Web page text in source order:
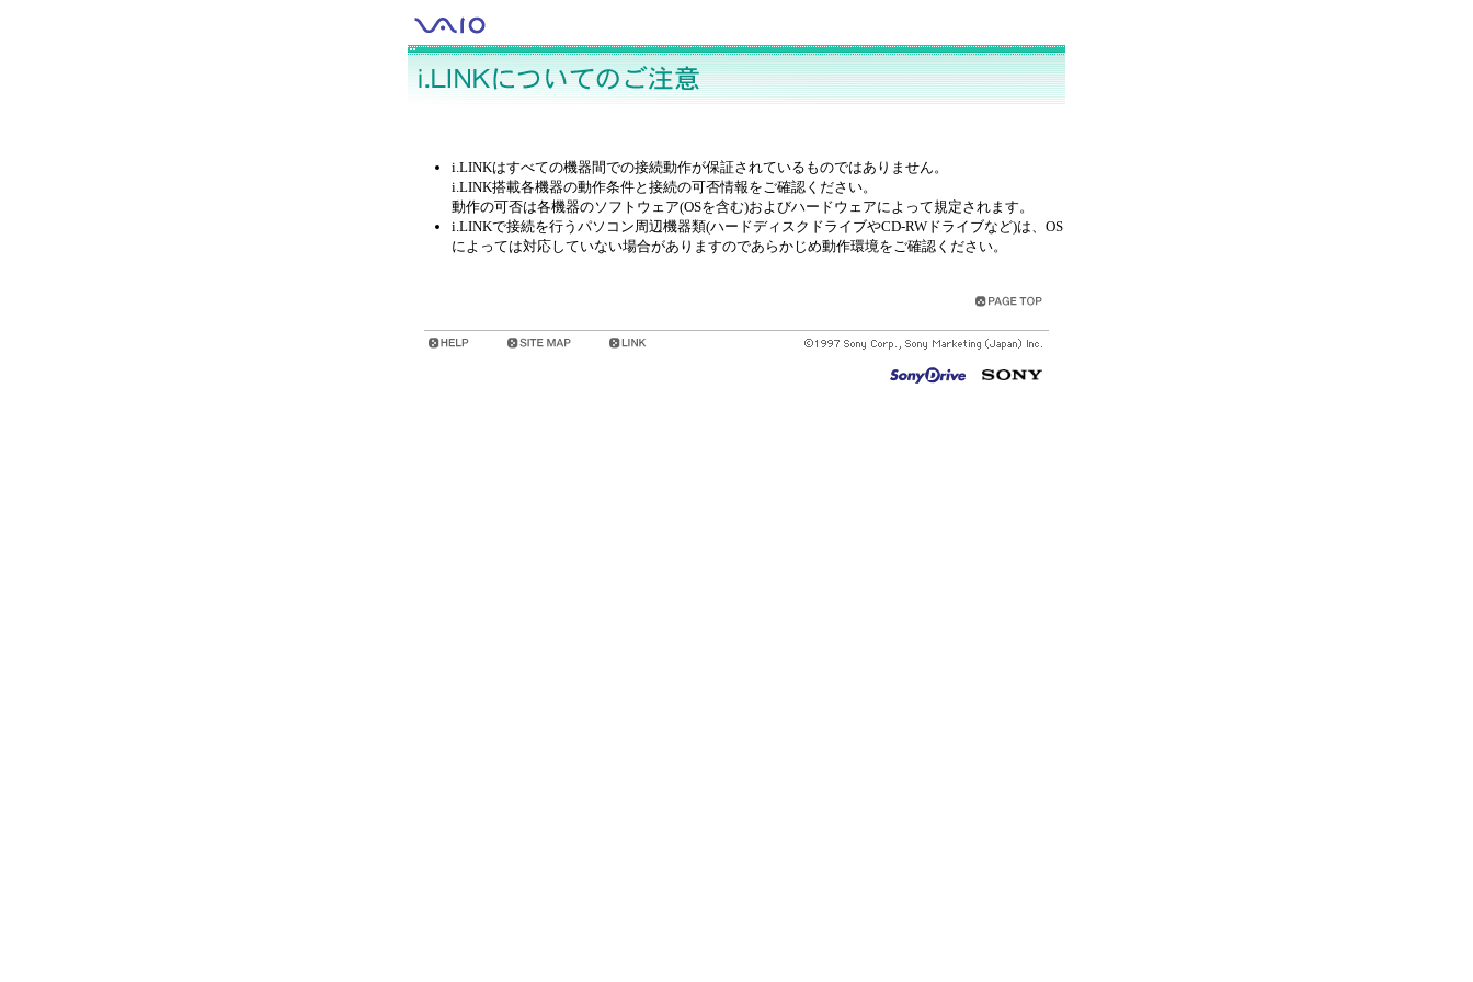
i.LINKはすべての機器間での接続動作が保証されているものではありません。
i.LINK搭載各機器の動作条件と接続の可否情報をご確認ください。
動作の可否は各機器のソフトウェア(OSを含む)およびハードウェアによって規定されます。
i.LINKで接続を行うパソコン周辺機器類(ハードディスクドライブやCD-RWドライブなど)は、OS
によっては対応していない場合がありますのであらかじめ動作環境をご確認ください。